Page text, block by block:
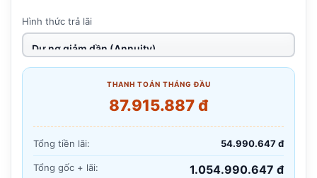
Hình thức trả lãi
THANH TOÁN THÁNG ĐẦU
87.915.887 đ
Tổng tiền lãi: 54.990.647 đ
Tổng gốc + lãi: 1.054.990.647 đ